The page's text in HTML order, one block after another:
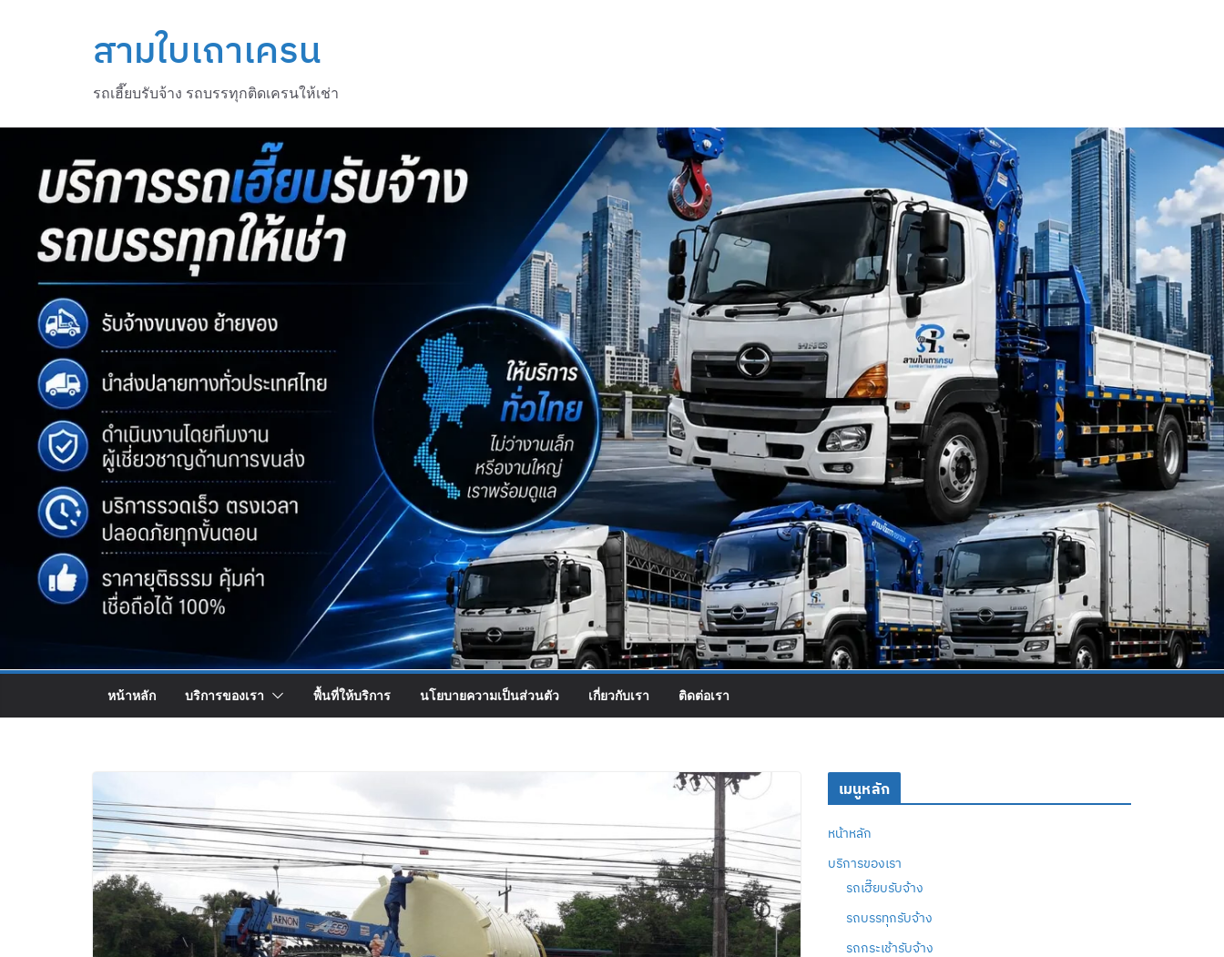
สามใบเถาเครน
รถเฮี๊ยบรับจ้าง รถบรรทุกติดเครนให้เช่า
หน้าหลัก บริการของเรา พื้นที่ให้บริการ นโยบายความเป็นส่วนตัว เกี่ยวกับเรา ติดต่อเรา
เมนูหลัก
หน้าหลัก
บริการของเรา
รถเฮี๊ยบรับจ้าง
รถบรรทุกรับจ้าง
รถกระเช้ารับจ้าง